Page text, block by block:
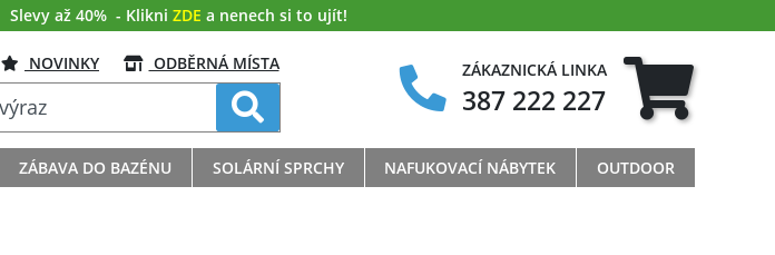
Slevy až 40% - Klikni ZDE a nenech si to ujít!
NOVINKY ODBĚRNÁ MÍSTA ZÁKAZNICKÁ LINKA
387 222 227
ZÁBAVA DO BAZÉNU SOLÁRNÍ SPRCHY NAFUKOVACÍ NÁBYTEK OUTDOOR